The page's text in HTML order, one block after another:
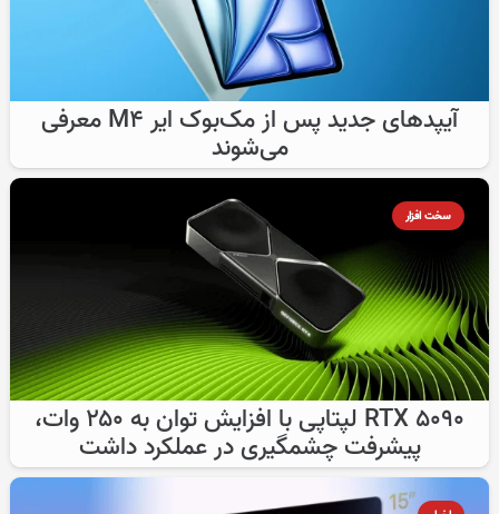
آیپد‌های جدید پس از مک‌بوک ایر M4 معرفی
می‌شوند
سخت افزار
RTX 5090 لپتاپی با افزایش توان به ۲۵۰ وات،
پیشرفت چشمگیری در عملکرد داشت